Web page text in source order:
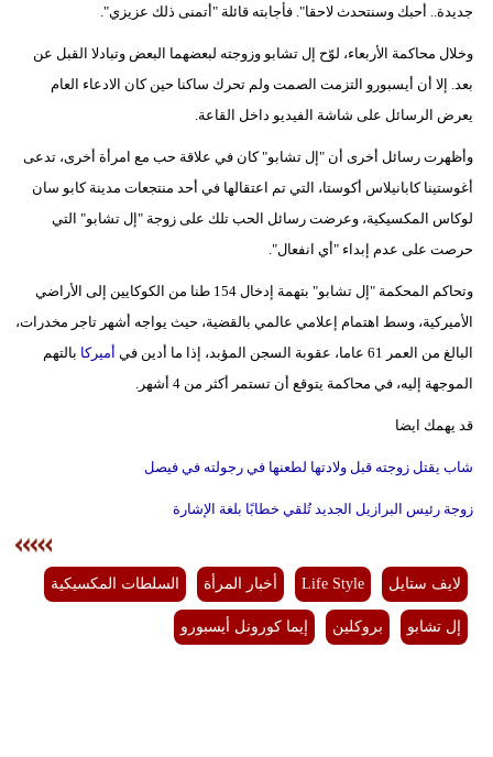
جديدة.. أحبك وسنتحدث لاحقا". فأجابته قائلة "أتمنى ذلك عزيزي".
وخلال محاكمة الأربعاء، لوّح إل تشابو وزوجته لبعضهما البعض وتبادلا القبل عن
بعد. إلا أن أيسبورو التزمت الصمت ولم تحرك ساكنا حين كان الادعاء العام
يعرض الرسائل على شاشة الفيديو داخل القاعة.
وأظهرت رسائل أخرى أن "إل تشابو" كان في علاقة حب مع امرأة أخرى، تدعى
أغوستينا كابانيلاس أكوستا، التي تم اعتقالها في أحد منتجعات مدينة كابو سان
لوكاس المكسيكية، وعرضت رسائل الحب تلك على زوجة "إل تشابو" التي
حرصت على عدم إبداء "أي انفعال".
وتحاكم المحكمة "إل تشابو" بتهمة إدخال 154 طنا من الكوكايين إلى الأراضي
الأميركية، وسط اهتمام إعلامي عالمي بالقضية، حيث يواجه أشهر تاجر مخدرات،
البالغ من العمر 61 عاما، عقوبة السجن المؤبد، إذا ما أدين في
أميركا بالتهم
الموجهة إليه، في محاكمة يتوقع أن تستمر أكثر من 4 أشهر.
قد يهمك ايضا
شاب يقتل زوجته قبل ولادتها لطعنها في رجولته في فيصل
زوجة رئيس البرازيل الجديد تُلقي خطابًا بلغة الإشارة
لايف ستايل Life Style أخبار المرأة السلطات المكسيكية
إل تشابو بروكلين إيما كورونل أيسبورو